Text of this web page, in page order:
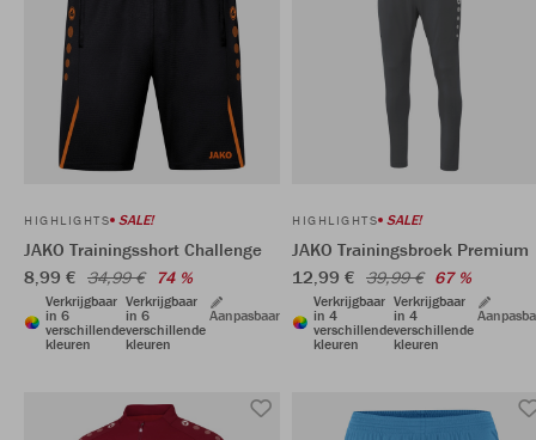
HIGHLIGHTS SALE!
JAKO Trainingsshort Challenge
8,99 € 34,99 € 74 %
Verkrijgbaar
in 6
verschillende
kleuren
Verkrijgbaar
in 6
verschillende
kleuren
Aanpasbaar
HIGHLIGHTS SALE!
JAKO Trainingsbroek Premium
12,99 € 39,99 € 67 %
Verkrijgbaar
in 4
verschillende
kleuren
Verkrijgbaar
in 4
verschillende
kleuren